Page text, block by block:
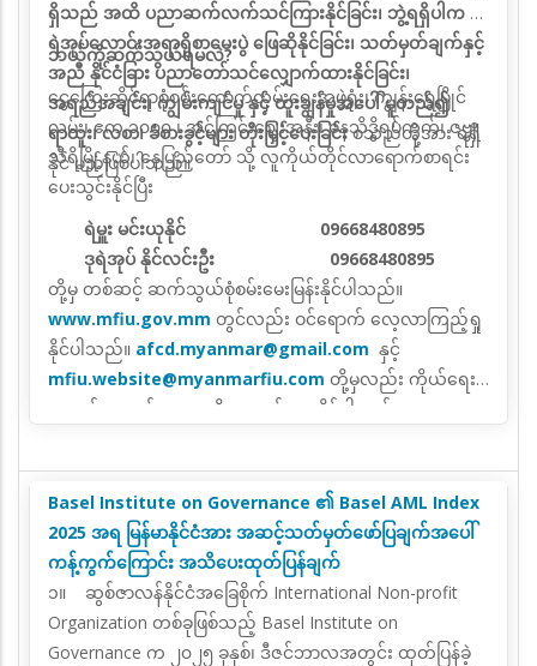
ရှိသည် အထိ ပညာဆက်လက်သင်ကြားနိုင်ခြင်း၊ ဘွဲ့ရရှိပါက ဒု
ရဲအုပ်လောင်းအရာရှိစာမေးပွဲ ဖြေဆိုနိုင်ခြင်း၊ သတ်မှတ်ချက်နှင့်
အညီ နိုင်ငံခြား ပညာတော်သင်လျှောက်ထားနိုင်ခြင်း၊
အရည်အချင်း၊ ကျွမ်းကျင်မှု နှင့် ထူးချွန်မှုအပေါ် မူတည်၍
ရာထူး၊ လစာ၊ ခံစားခွင့်များ တိုးမြှင့်ပေးခြင်းစသည်တို့အား ရရှိ
နိုင် မည်ဖြစ်ပါသည်။
ဘယ်ကိုဆက်သွယ်ရမလဲ?
ငွေကြေးဆိုင်ရာစုံစမ်းထောက်လှမ်းရေးအဖွဲ့ရုံး၊ ကျွန်းရွှေမြိုင်
လမ်း၊ ဧက ၁၀၀၀ ၊ အင်ကြင်းဈေးအနီး၊ ဓနသိဒ္ဓိရပ်ကွက်၊ ဇဗ္ဗူ
သီရိမြို့နယ်၊ နေပြည်တော် သို့ လူကိုယ်တိုင်လာရောက်စာရင်း
ပေးသွင်းနိုင်ပြီး
ရဲမှူး မင်းယုနိုင် 09668480895
ဒုရဲအုပ် နိုင်လင်းဦး 09668480895
တို့မှ တစ်ဆင့် ဆက်သွယ်စုံစမ်းမေးမြန်းနိုင်ပါသည်။
www.mfiu.gov.mm တွင်လည်း ဝင်ရောက် လေ့လာကြည့်ရှု
နိုင်ပါသည်။ afcd.myanmar@gmail.com နှင့်
mfiu.website@myanmarfiu.com တို့မှလည်း ကိုယ်ရေး
အချက်အလက်များပေးပို့လျှောက်ထားနိုင်ပါသည်။
Basel Institute on Governance ၏ Basel AML Index
2025 အရ မြန်မာနိုင်ငံအား အဆင့်သတ်မှတ်ဖော်ပြချက်အပေါ်
ကန့်ကွက်ကြောင်း အသိပေးထုတ်ပြန်ချက်
၁။ ဆွစ်ဇာလန်နိုင်ငံအခြေစိုက် International Non-profit
Organization တစ်ခုဖြစ်သည့် Basel Institute on
Governance က ၂၀၂၅ ခုနှစ်၊ ဒီဇင်ဘာလအတွင်း ထုတ်ပြန်ခဲ့